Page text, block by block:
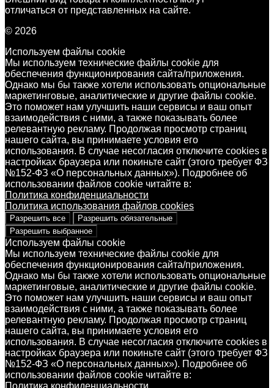
отличаться от представленных на сайте.
© 2026
Используем файлы cookie
Мы используем технические файлы cookie для
обеспечения функционирования сайта/приложения.
Однако мы бы также хотели использовать опциональные
маркетинговые, аналитические и другие файлы cookie.
Это поможет нам улучшить наши сервисы и ваш опыт
взаимодействия с ними, а также показывать более
релевантную рекламу. Продолжая просмотр страниц
нашего сайта, вы принимаете условия его
использования. В случае несогласия отключите cookies в
настройках браузера или покиньте сайт (этого требует ФЗ
№152-ФЗ «О персональных данных»). Подробнее об
использовании файлов cookie читайте в:
Политика конфиденциальности
Политика использования файлов cookies
Разрешить все
Разрешить обязательные
Разрешить выбранное
Используем файлы cookie
Мы используем технические файлы cookie для
обеспечения функционирования сайта/приложения.
Однако мы бы также хотели использовать опциональные
маркетинговые, аналитические и другие файлы cookie.
Это поможет нам улучшить наши сервисы и ваш опыт
взаимодействия с ними, а также показывать более
релевантную рекламу. Продолжая просмотр страниц
нашего сайта, вы принимаете условия его
использования. В случае несогласия отключите cookies в
настройках браузера или покиньте сайт (этого требует ФЗ
№152-ФЗ «О персональных данных»). Подробнее об
использовании файлов cookie читайте в:
Политика конфиденциальности